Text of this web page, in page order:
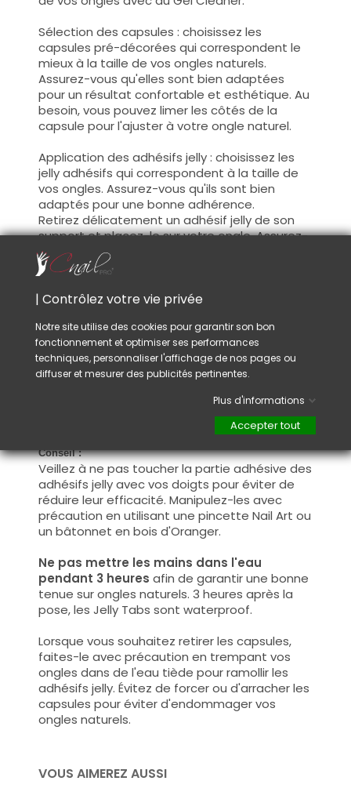
Sélection des capsules : choisissez les
capsules pré-décorées qui correspondent le
mieux à la taille de vos ongles naturels.
Assurez-vous qu'elles sont bien adaptées
pour un résultat confortable et esthétique. Au
besoin, vous pouvez limer les côtés de la
capsule pour l'ajuster à votre ongle naturel.
Application des adhésifs jelly : choisissez les
jelly adhésifs qui correspondent à la taille de
vos ongles. Assurez-vous qu'ils sont bien
adaptés pour une bonne adhérence.
Retirez délicatement un adhésif jelly de son
support et placez-le sur votre ongle. Assurez-
vous qu'il est bien centré et fixé de manière
uniforme pour assurer une adhérence
fois collée sur votre ongle.
Positionnement des capsules : déposez avec
précaution la capsule pré-décorée sur votre
ongle naturel, en vous assurant de bien
l'aligner et de l'ajuster à la forme de votre
ongle. Appliquez ensuite une légère pression
pendant quelques secondes pour fixer la
capsule et assurer une adhérence optimale.
Conseil :
Veillez à ne pas toucher la partie adhésive des
adhésifs jelly avec vos doigts pour éviter de
réduire leur efficacité. Manipulez-les avec
précaution en utilisant une pincette Nail Art ou
un bâtonnet en bois d'Oranger.
Ne pas mettre les mains dans l'eau
pendant 3 heures afin de garantir une bonne
tenue sur ongles naturels. 3 heures après la
pose, les Jelly Tabs sont waterproof.
Lorsque vous souhaitez retirer les capsules,
faites-le avec précaution en trempant vos
ongles dans de l'eau tiède pour ramollir les
adhésifs jelly. Évitez de forcer ou d'arracher les
capsules pour éviter d'endommager vos
ongles naturels.
VOUS AIMEREZ AUSSI
| Contrôlez votre vie privée
Notre site utilise des cookies pour garantir son bon
fonctionnement et optimiser ses performances
techniques, personnaliser l'affichage de nos pages ou
diffuser et mesurer des publicités pertinentes.
Plus d'informations
Accepter tout